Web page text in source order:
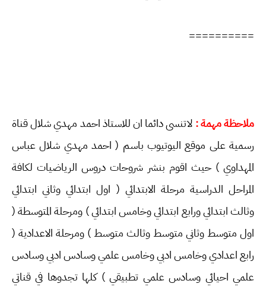
==========
ملاحظة مهمة : لاتنسى دائما ان للاستاذ احمد مهدي شلال قناة
رسمية على موقع اليوتيوب باسم ( احمد مهدي شلال عباس
المهداوي ) حيث اقوم بنشر شروحات دروس الرياضيات لكافة
المراحل الدراسية مرحلة الابتدائي ( اول ابتدائي وثاني ابتدائي
وثالث ابتدائي ورابع ابتدائي وخامس ابتدائي ) ومرحلة المتوسطة (
اول متوسط وثاني متوسط وثالث متوسط ) ومرحلة الاعدادية (
رابع اعدادي وخامس ادبي وخامس علمي وسادس ادبي وسادس
علمي احيائي وسادس علمي تطبيقي ) كلها تجدوها في قناتي